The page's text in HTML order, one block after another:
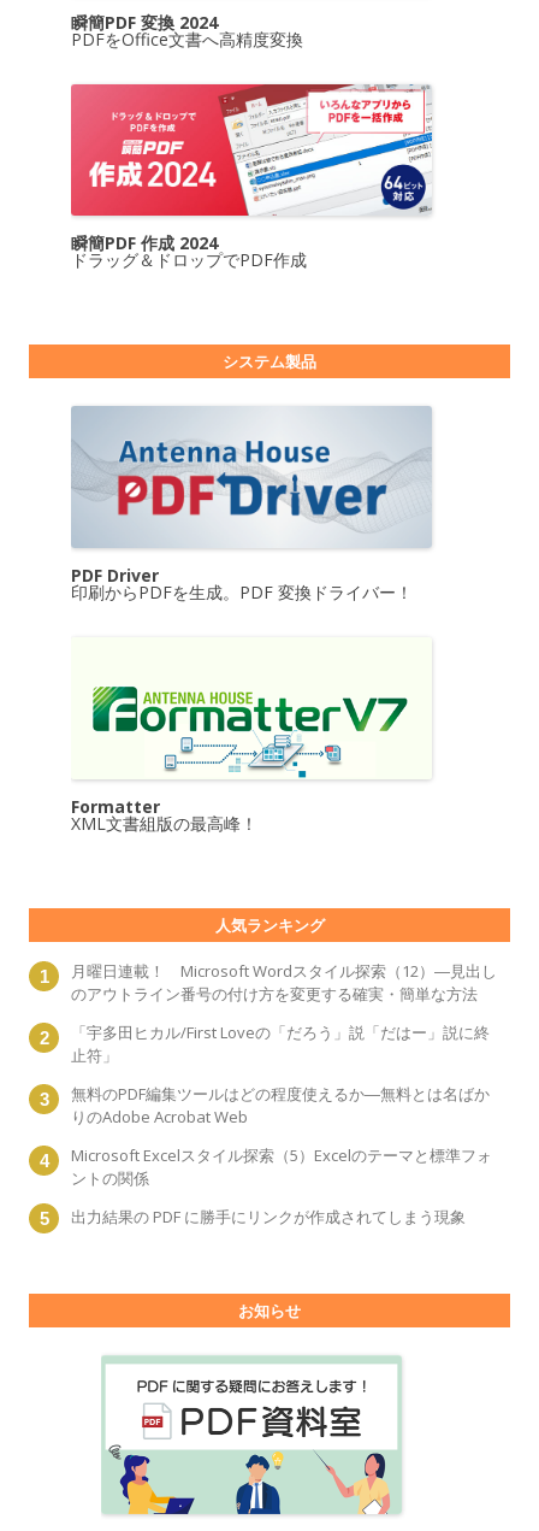
瞬簡PDF 変換 2024
PDFをOffice文書へ高精度変換
瞬簡PDF 作成 2024
ドラッグ＆ドロップでPDF作成
システム製品
PDF Driver
印刷からPDFを生成。PDF 変換ドライバー！
Formatter
XML文書組版の最高峰！
人気ランキング
月曜日連載！ Microsoft Wordスタイル探索（12）―見出し
のアウトライン番号の付け方を変更する確実・簡単な方法
「宇多田ヒカル/First Loveの「だろう」説「だはー」説に終
止符」
無料のPDF編集ツールはどの程度使えるか―無料とは名ばか
りのAdobe Acrobat Web
Microsoft Excelスタイル探索（5）Excelのテーマと標準フォ
ントの関係
出力結果の PDF に勝手にリンクが作成されてしまう現象
お知らせ